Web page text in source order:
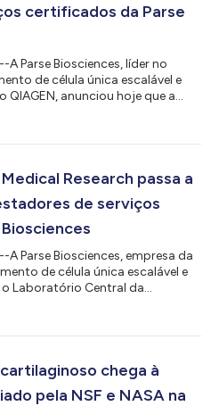
certificados da Parse
A Parse Biosciences, líder no
de célula única escalável e
QIAGEN, anunciou hoje que a
a empresa oferecerá o
meio de seu fluxo de serviços de
Research passa a
de serviços
A Parse Biosciences, empresa da
de célula única escalável e
o Laboratório Central da
amplia o acesso ao
Pacífico e em outras localidades.
chega à
pela NSF e NASA na